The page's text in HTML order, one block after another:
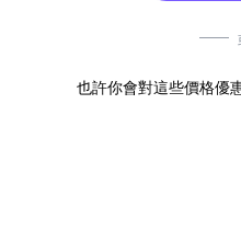
也許你會對這些價格優